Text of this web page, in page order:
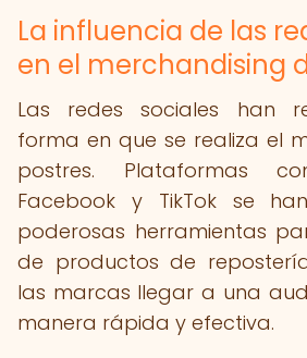
La influencia de las
en el merchandising
Las redes sociales han
forma en que se realiza el
postres. Plataformas
Facebook y TikTok se
poderosas herramientas
de productos de
las marcas llegar a una
manera rápida y efectiva.